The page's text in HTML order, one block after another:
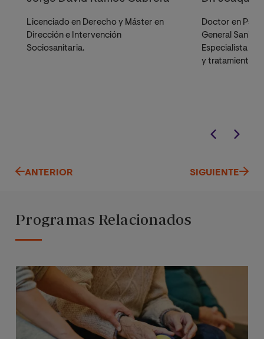
Licenciado en Derecho y Máster en
Dirección e Intervención
Sociosanitaria.
Doctor en
General
Especialista en
y tratamiento
ANTERIOR SIGUIENTE
Programas Relacionados